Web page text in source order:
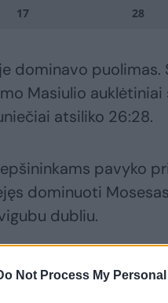
Not Process My
17
28
dominavo puolimas.
Masiulio
atsiliko 26:28.
pavyko
dominuoti
dubliu.
Lo ir legionierių
53:45.